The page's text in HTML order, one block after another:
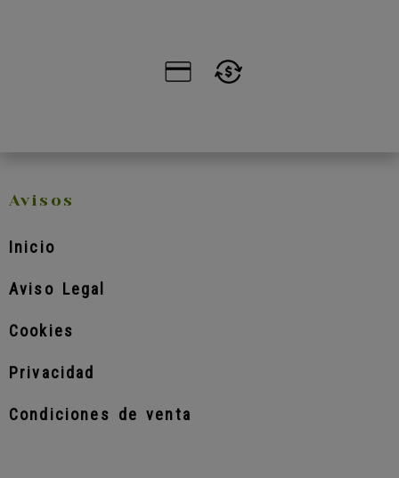
Avisos
Inicio
Aviso Legal
Cookies
Privacidad
Condiciones de venta